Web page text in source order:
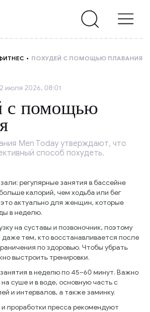
ПОХУДЕЙ С ПОМОЩЬЮ ПЛАВАНИЯ
июля 2026, 08:01
с помощью
Men Today утверждают, что
способ похудеть.
регулярные занятия в бассейне
калорий, чем ходьба или бег
актуально для женщин, которые
в неделю.
на суставы и позвоночник, поэтому
тем, кто восстанавливается после
по здоровью. Чтобы убрать
выстроить тренировки.
в неделю по 45–60 минут. Важно
суше и в воде, основную часть с
и интервалов, а также заминку.
проработки пресса рекомендуют